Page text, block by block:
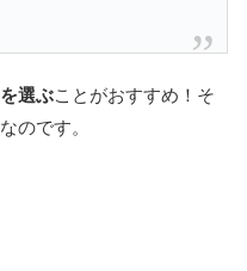
選ぶことがおすすめ！そ
のです。